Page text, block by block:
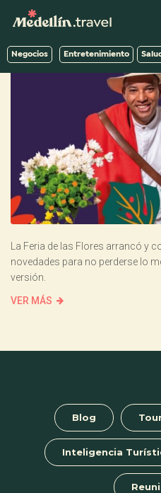
Negocios Entretenimiento
La Feria de las Flores arrancó y
novedades para no perderse lo
versión.
VER MÁS
Blog
Inteligencia